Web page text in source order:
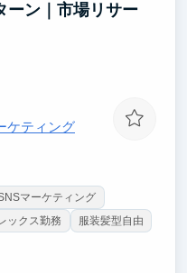
ーン｜市場リサー
ケティング
マーケティング
ックス勤務 服装髪型自由